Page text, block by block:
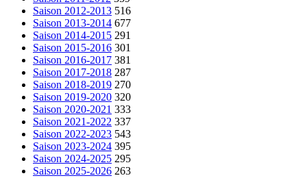
Saison 2012-2013 516
Saison 2013-2014 677
Saison 2014-2015 291
Saison 2015-2016 301
Saison 2016-2017 381
Saison 2017-2018 287
Saison 2018-2019 270
Saison 2019-2020 320
Saison 2020-2021 333
Saison 2021-2022 337
Saison 2022-2023 543
Saison 2023-2024 395
Saison 2024-2025 295
Saison 2025-2026 263